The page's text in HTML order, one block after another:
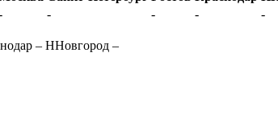
- - - -
– ННовгород –